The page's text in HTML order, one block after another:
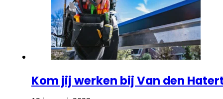
Kom jij werken bij Van den